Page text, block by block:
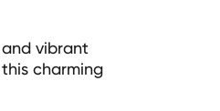
vibrant
charming